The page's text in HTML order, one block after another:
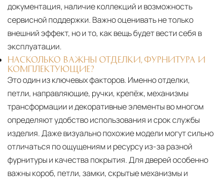
документация, наличие коллекций и возможность
сервисной поддержки. Важно оценивать не только
внешний эффект, но и то, как вещь будет вести себя в
эксплуатации.
НАСКОЛЬКО ВАЖНЫ ОТДЕЛКИ, ФУРНИТУРА И
КОМПЛЕКТУЮЩИЕ?
Это один из ключевых факторов. Именно отделки,
петли, направляющие, ручки, крепёж, механизмы
трансформации и декоративные элементы во многом
определяют удобство использования и срок службы
изделия. Даже визуально похожие модели могут сильно
отличаться по ощущениям и ресурсу из-за разной
фурнитуры и качества покрытия. Для дверей особенно
важны короб, петли, замки, скрытые механизмы и